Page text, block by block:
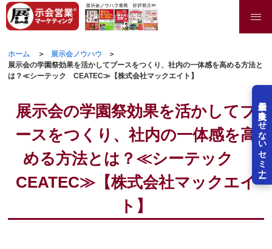
展示会を失敗させないセミナー
ホーム
展示会ノウハウ
展示会の学園祭効果を活かしてブースをつくり、社内の一体感を高める方法と
は？≪シーテック CEATEC≫【株式会社マックエイト】
展示会の学園祭効果を活かしてブ
ースをつくり、社内の一体感を高
める方法とは？≪シーテック
CEATEC≫【株式会社マックエイ
ト】